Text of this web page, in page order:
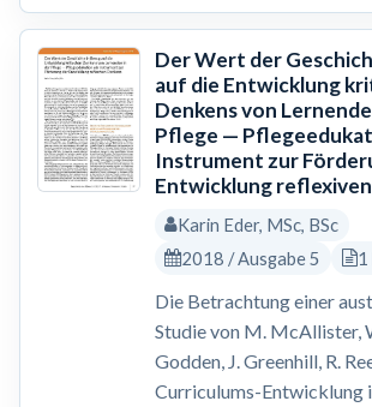
Der Wert der
auf die Entwicklung
Denkens von
Pflege —
Instrument zur
Entwicklung
Karin Eder, MSc, BSc
2018 / Ausgabe 5
1
Die Betrachtung einer
Studie von M. McAllister,
Godden, J. Greenhill, R.
Curriculums-Entwicklung